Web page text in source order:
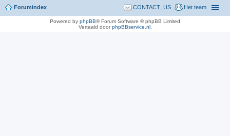
Forumindex Het team
CONTACT_US
Powered by phpBB® Forum Software © phpBB Limited
Vertaald doorphpBBservice.nl.